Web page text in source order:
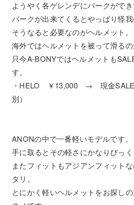
ようやく各ゲレンデにパークができ
パークが出来てくるとやっぱり怪我
そうなると必要なのがヘルメット。
海外ではヘルメットを被って滑るの
只今A-BONYではヘルメットも
す。
・HELO ￥13,000 → 現金
別）
ANONの中で一番軽いモデルです。
手に取るとその軽さにかなりびっく
またフィットもアジアンフィット
タリ。
とにかく軽いヘルメットをお探し